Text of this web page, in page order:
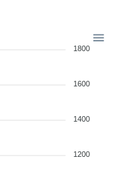
1800
1600
1400
1200